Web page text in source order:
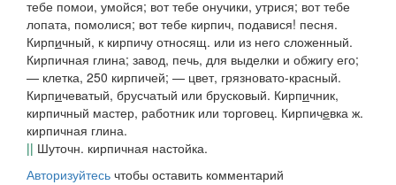
тебе помои, умойся; вот тебе онучики, утрися; вот тебе
лопата, помолися; вот тебе кирпич, подавися! песня.
Кирпичный, к кирпичу относящ. или из него сложенный.
Кирпичная глина; завод, печь, для выделки и обжигу его;
— клетка, 250 кирпичей; — цвет, грязновато-красный.
Кирпичеватый, брусчатый или брусковый. Кирпичник,
кирпичный мастер, работник или торговец. Кирпичевка ж.
кирпичная глина.
|| Шуточн. кирпичная настойка.
Авторизуйтесь чтобы оставить комментарий